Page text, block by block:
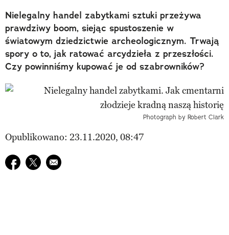
Nielegalny handel zabytkami sztuki przeżywa
prawdziwy boom, siejąc spustoszenie w
światowym dziedzictwie archeologicznym. Trwają
spory o to, jak ratować arcydzieła z przeszłości.
Czy powinniśmy kupować je od szabrowników?
Photograph by Robert Clark
Opublikowano: 23.11.2020, 08:47
Udostępnij na facebook
Udostępnij na twitter
E-mail do przyjaciela